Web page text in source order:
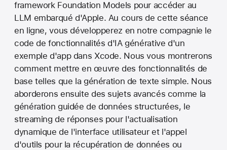
framework Foundation Models pour accéder au
LLM embarqué d'Apple. Au cours de cette séance
en ligne, vous développerez en notre compagnie le
code de fonctionnalités d'IA générative d'un
exemple d'app dans Xcode. Nous vous montrerons
comment mettre en œuvre des fonctionnalités de
base telles que la génération de texte simple. Nous
aborderons ensuite des sujets avancés comme la
génération guidée de données structurées, le
streaming de réponses pour l'actualisation
dynamique de l'interface utilisateur et l'appel
d'outils pour la récupération de données ou